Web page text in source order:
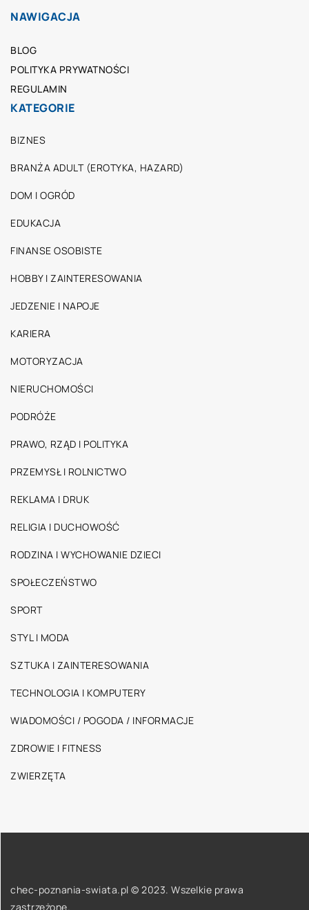
NAWIGACJA
BLOG
POLITYKA PRYWATNOŚCI
REGULAMIN
KATEGORIE
BIZNES
BRANŻA ADULT (EROTYKA, HAZARD)
DOM I OGRÓD
EDUKACJA
FINANSE OSOBISTE
HOBBY I ZAINTERESOWANIA
JEDZENIE I NAPOJE
KARIERA
MOTORYZACJA
NIERUCHOMOŚCI
PODRÓŻE
PRAWO, RZĄD I POLITYKA
PRZEMYSŁ I ROLNICTWO
REKLAMA I DRUK
RELIGIA I DUCHOWOŚĆ
RODZINA I WYCHOWANIE DZIECI
SPOŁECZEŃSTWO
SPORT
STYL I MODA
SZTUKA I ZAINTERESOWANIA
TECHNOLOGIA I KOMPUTERY
WIADOMOŚCI / POGODA / INFORMACJE
ZDROWIE I FITNESS
ZWIERZĘTA
chec-poznania-swiata.pl © 2023. Wszelkie prawa
zastrzeżone.